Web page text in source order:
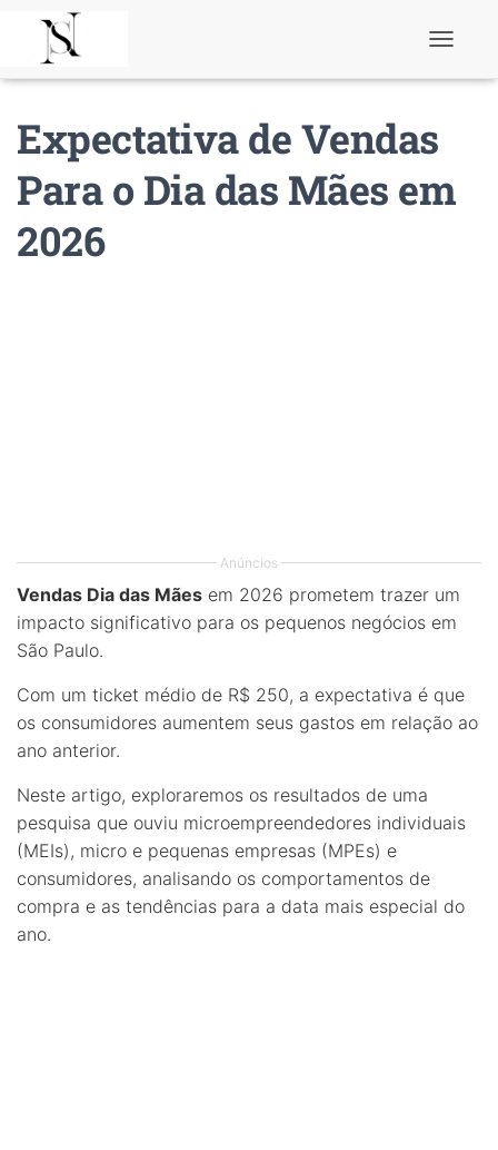
a
v
Expectativa de Vendas
Para o Dia das Mães em
2026
Anúncios
Vendas Dia das Mães em 2026 prometem trazer um
impacto significativo para os pequenos negócios em
São Paulo.
Com um ticket médio de R$ 250, a expectativa é que
os consumidores aumentem seus gastos em relação ao
ano anterior.
Neste artigo, exploraremos os resultados de uma
pesquisa que ouviu microempreendedores individuais
(MEIs), micro e pequenas empresas (MPEs) e
consumidores, analisando os comportamentos de
compra e as tendências para a data mais especial do
ano.